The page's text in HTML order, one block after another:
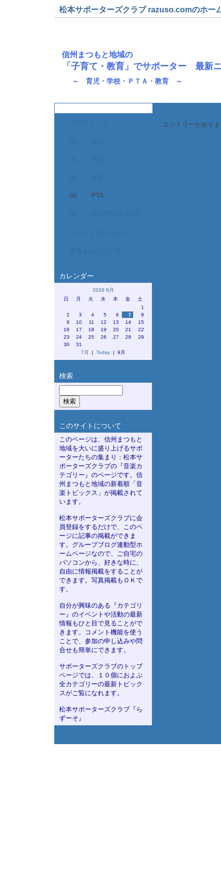
松本サポーターズクラブ razuso.comのホー
信州まつもと地域の
「子育て・教育」でサポーター 最
～ 育児・学校・ＰＴＡ・教育 ～
04. PTA
カレンダー
2026 8月
日
月 火 水 木 金
土
1
2
3 4 5 6 7
8
9
10 11 12 13 14
15
16
17 18 19 20 21
22
23
24 25 26 27 28
29
30
31
7月
| Today | 9月
検索
このサイトについて
このページは、信州まつもと
地域を大いに盛り上げるサポ
ーターたちの集まり：松本サ
ポーターズクラブの『音楽カ
テゴリー』のページです。信
州まつもと地域の新着順「音
楽トピックス」が掲載されて
います。
松本サポーターズクラブに会
員登録をするだけで、このペ
ージに記事の掲載ができま
す。グループブログ連動型ホ
ームページなので、ご自宅の
パソコンから、好きな時に、
自由に情報掲載をすることが
できます。写真掲載もＯＫで
す。
自分が興味のある『カテゴリ
ー』のイベントや活動の最新
情報もひと目で見ることがで
きます。コメント機能を使う
ことで、参加の申し込みや問
合せも簡単にできます。
サポーターズクラブのトップ
ページでは、１０個におよぶ
全カテゴリーの最新トピック
スがご覧になれます。
松本サポーターズクラブ『ら
ずーそ』
エントリーがあり